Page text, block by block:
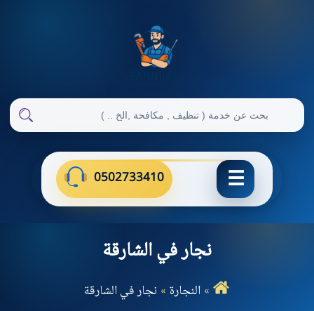
ابحث
في
ابحث
0502733410
نجار في الشارقة
النجارة نجار في الشارقة